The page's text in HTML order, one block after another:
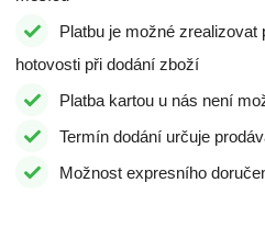
Platbu je možné
hotovosti při dodání zboží
Platba kartou u nás není
Termín dodání určuje
Možnost expresního